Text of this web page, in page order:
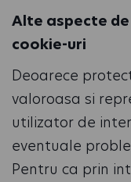
Alte aspecte
cookie-uri
Deoarece
valoroasa si
utilizator de
eventuale
Pentru ca prin